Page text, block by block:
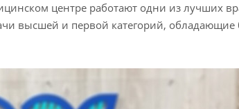
центре работают одни из лучших
высшей и первой категорий,